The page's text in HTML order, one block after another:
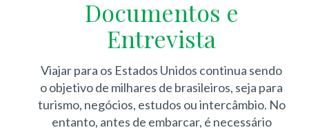
Documentos e
Entrevista
Viajar para os Estados Unidos continua sendo
o objetivo de milhares de brasileiros, seja para
turismo, negócios, estudos ou intercâmbio. No
entanto, antes de embarcar, é necessário